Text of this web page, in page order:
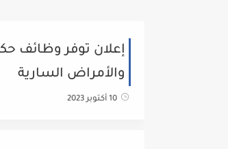
إعلان توفر وظائف
والأمراض السارية
10 أكتوبر 2023